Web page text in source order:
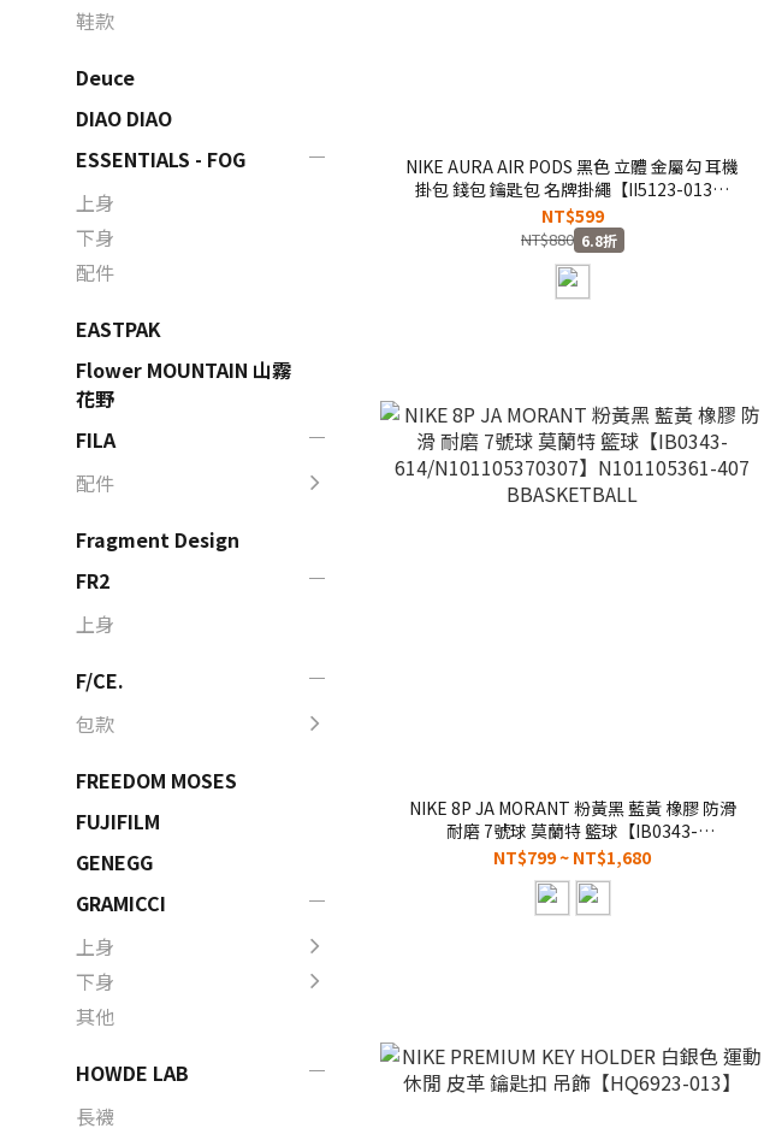
鞋款
Deuce
DIAO DIAO
ESSENTIALS - FOG
上身
下身
配件
EASTPAK
Flower MOUNTAIN 山霧
花野
FILA
配件
Fragment Design
FR2
上身
F/CE.
包款
FREEDOM MOSES
FUJIFILM
GENEGG
GRAMICCI
上身
下身
其他
HOWDE LAB
長襪
NIKE AURA AIR PODS 黑色 立體 金屬勾 耳機
掛包 錢包 鑰匙包 名牌掛繩【II5123-013】
Nikeicon
NT$599
NT$880 6.8折
NIKE 8P JA MORANT 粉黃黑 藍黃 橡膠 防滑
耐磨 7號球 莫蘭特 籃球【IB0343-
614/N101105370307】N101105361-407
BBASKETBALL
NT$799 ~ NT$1,680